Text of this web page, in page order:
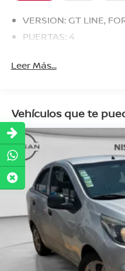
VERSION: GT LINE,
PUERTAS: 4
Leer Más...
Vehículos que te